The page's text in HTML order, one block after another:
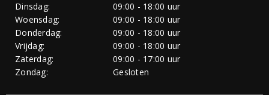
Dinsdag:
09:00 - 18:00 uur
Woensdag:
09:00 - 18:00 uur
Donderdag:
09:00 - 18:00 uur
Vrijdag:
09:00 - 18:00 uur
Zaterdag:
09:00 - 17:00 uur
Zondag:
Gesloten